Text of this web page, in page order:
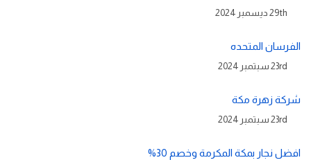
29th ديسمبر 2024
الفرسان المتحده
23rd سبتمبر 2024
شركة زهرة مكة
23rd سبتمبر 2024
افضل نجار بمكة المكرمة وخصم 30%